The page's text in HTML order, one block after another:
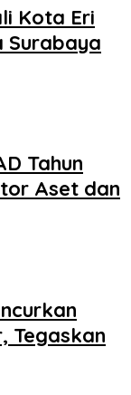
Kota Eri
Surabaya
Tahun
Aset dan
Tegaskan